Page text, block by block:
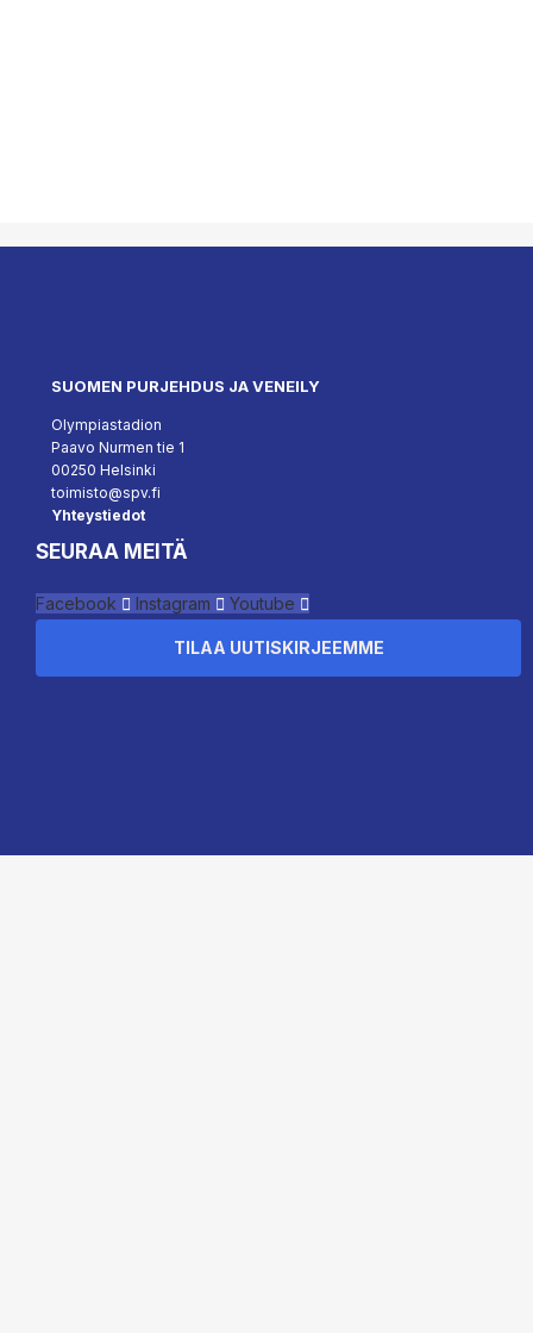
SUOMEN PURJEHDUS JA VENEILY
Olympiastadion
Paavo Nurmen tie 1
00250 Helsinki
toimisto@spv.fi
Yhteystiedot
SEURAA MEITÄ
Facebook Instagram Youtube
TILAA UUTISKIRJEEMME